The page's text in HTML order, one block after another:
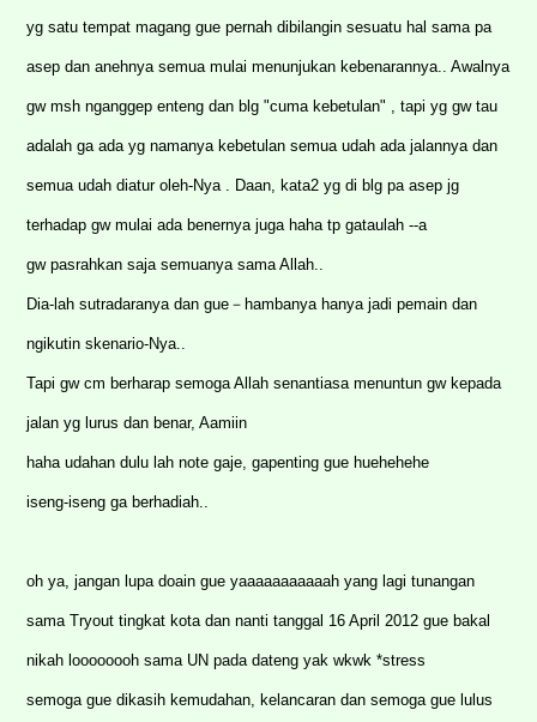
yg satu tempat magang gue pernah dibilangin sesuatu hal sama pa
asep dan anehnya semua mulai menunjukan kebenarannya.. Awalnya
gw msh nganggep enteng dan blg "cuma kebetulan" , tapi yg gw tau
adalah ga ada yg namanya kebetulan semua udah ada jalannya dan
semua udah diatur oleh-Nya . Daan, kata2 yg di blg pa asep jg
terhadap gw mulai ada benernya juga haha tp gataulah --a
gw pasrahkan saja semuanya sama Allah..
Dia-lah sutradaranya dan gue－hambanya hanya jadi pemain dan
ngikutin skenario-Nya..
Tapi gw cm berharap semoga Allah senantiasa menuntun gw kepada
jalan yg lurus dan benar, Aamiin
haha udahan dulu lah note gaje, gapenting gue huehehehe
iseng-iseng ga berhadiah..
oh ya, jangan lupa doain gue yaaaaaaaaaaah yang lagi tunangan
sama Tryout tingkat kota dan nanti tanggal 16 April 2012 gue bakal
nikah loooooooh sama UN pada dateng yak wkwk *stress
semoga gue dikasih kemudahan, kelancaran dan semoga gue lulus